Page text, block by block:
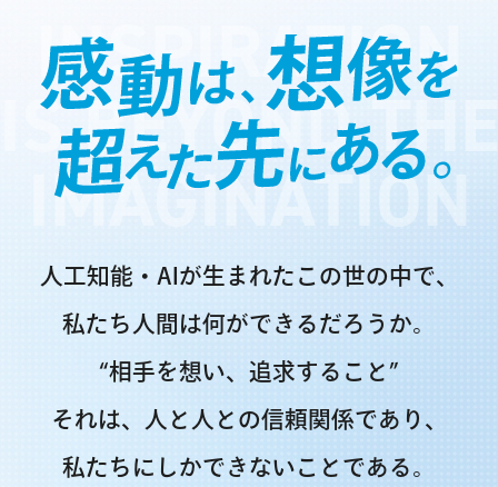
INSPIRATION
IS BEYOND THE
IMAGINATION
人工知能・AIが生まれたこの世の中で、
私たち人間は何ができるだろうか。
“相手を想い、追求すること”
それは、人と人との信頼関係であり、
私たちにしかできないことである。